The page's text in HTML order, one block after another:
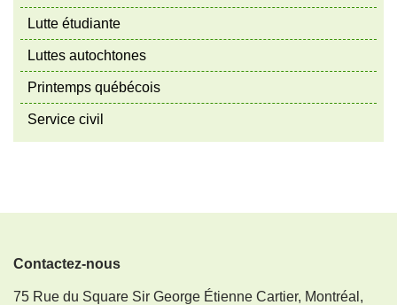
Lutte étudiante
Luttes autochtones
Printemps québécois
Service civil
Contactez-nous
75 Rue du Square Sir George Étienne Cartier, Montréal,